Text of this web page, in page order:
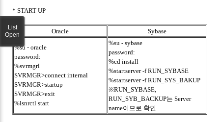
* START UP
Oracle Sybase
%su - oracle
password:
%svrmgrl
SVRMGR>connect internal
SVRMGR>startup
SVRMGR>exit
%lsnrctl start
%su - sybase
password:
%cd install
%startserver -f RUN_SYBASE
%startserver -f RUN_SYS_BAKUP
※RUN_SYBASE,
RUN_SYB_BACKUP는 Server
name이므로 확인
List
Open